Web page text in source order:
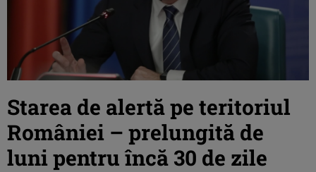
Starea de alertă pe teritoriul
României – prelungită de
luni pentru încă 30 de zile